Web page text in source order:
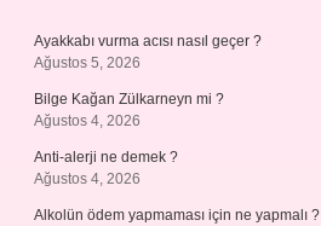
Ayakkabı vurma acısı nasıl geçer ?
Ağustos 5, 2026
Bilge Kağan Zülkarneyn mi ?
Ağustos 4, 2026
Anti-alerji ne demek ?
Ağustos 4, 2026
Alkolün ödem yapmaması için ne yapmalı ?